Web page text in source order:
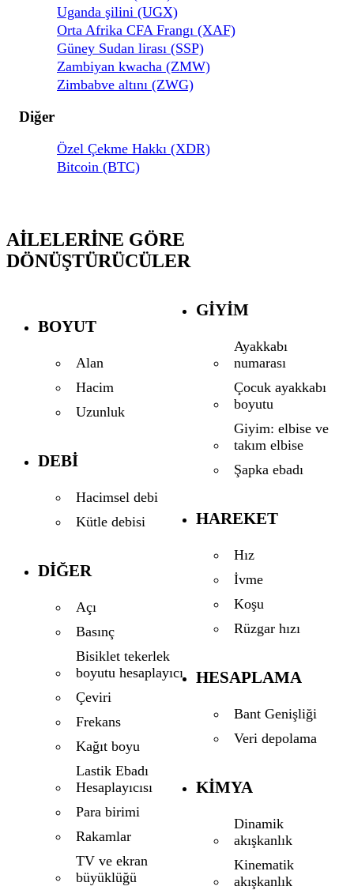
Uganda şilini (UGX)
Orta Afrika CFA Frangı (XAF)
Güney Sudan lirası (SSP)
Zambiyan kwacha (ZMW)
Zimbabve altını (ZWG)
Diğer
Özel Çekme Hakkı (XDR)
Bitcoin (BTC)
AILELERINE GÖRE
DÖNÜŞTÜRÜCÜLER
BOYUT
Alan
Hacim
Uzunluk
DEBI
Hacimsel debi
Kütle debisi
DIĞER
Açı
Basınç
Bisiklet tekerlek
boyutu hesaplayıcı
Çeviri
Frekans
Kağıt boyu
Lastik Ebadı
Hesaplayıcısı
Para birimi
Rakamlar
TV ve ekran
büyüklüğü
GIYIM
Ayakkabı
numarası
Çocuk ayakkabı
boyutu
Giyim: elbise ve
takım elbise
Şapka ebadı
HAREKET
Hız
İvme
Koşu
Rüzgar hızı
HESAPLAMA
Bant Genişliği
Veri depolama
KIMYA
Dinamik
akışkanlık
Kinematik
akışkanlık